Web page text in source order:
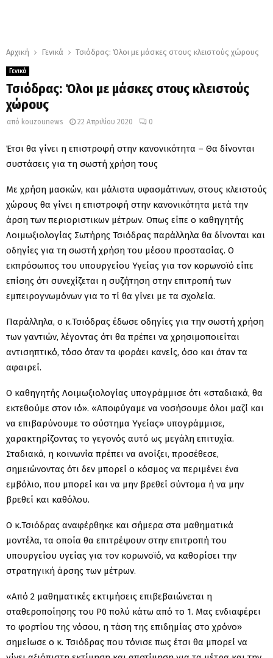
Αρχική Γενικά Τσιόδρας: Όλοι με μάσκες στους κλειστούς χώρους
Γενικά
Τσιόδρας: Όλοι με μάσκες στους κλειστούς
χώρους
από kouzounews 22 Απριλίου 2020 0
Έτσι θα γίνει η επιστροφή στην κανονικότητα – Θα δίνονται
συστάσεις για τη σωστή χρήση τους
Με χρήση μασκών, και μάλιστα υφασμάτινων, στους κλειστούς
χώρους θα γίνει η επιστροφή στην κανονικότητα μετά την
άρση των περιοριστικων μέτρων. Οπως είπε ο καθηγητής
Λοιμωξιολογίας Σωτήρης Τσιόδρας παράλληλα θα δίνονται και
οδηγίες για τη σωστή χρήση του μέσου προστασίας. Ο
εκπρόσωπος του υπουργείου Υγείας για τον κορωνοϊό είπε
επίσης ότι συνεχίζεται η συζήτηση στην επιτροπή των
εμπειρογνωμόνων για το τί θα γίνει με τα σχολεία.
Παράλληλα, ο κ.Τσιόδρας έδωσε οδηγίες για την σωστή χρήση
των γαντιών, λέγοντας ότι θα πρέπει να χρησιμοποιείται
αντισηπτικό, τόσο όταν τα φοράει κανείς, όσο και όταν τα
αφαιρεί.
Ο καθηγητής Λοιμωξιολογίας υπογράμμισε ότι «σταδιακά, θα
εκτεθούμε στον ιό». «Αποφύγαμε να νοσήσουμε όλοι μαζί και
να επιβαρύνουμε το σύστημα Υγείας» υπογράμμισε,
χαρακτηρίζοντας το γεγονός αυτό ως μεγάλη επιτυχία.
Σταδιακά, η κοινωνία πρέπει να ανοίξει, προσέθεσε,
σημειώνοντας ότι δεν μπορεί ο κόσμος να περιμένει ένα
εμβόλιο, που μπορεί και να μην βρεθεί σύντομα ή να μην
βρεθεί και καθόλου.
Ο κ.Τσιόδρας αναφέρθηκε και σήμερα στα μαθηματικά
μοντέλα, τα οποία θα επιτρέψουν στην επιτροπή του
υπουργείου υγείας για τον κορωνοϊό, να καθορίσει την
στρατηγική άρσης των μέτρων.
«Από 2 μαθηματικές εκτιμήσεις επιβεβαιώνεται η
σταθεροποίησης του Ρ0 πολύ κάτω από το 1. Μας ενδιαφέρει
το φορτίου της νόσου, η τάση της επιδημίας στο χρόνο»
σημείωσε ο κ. Τσιόδρας που τόνισε πως έτσι θα μπορεί να